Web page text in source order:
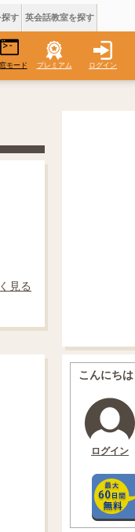
す 英会話教室を探す
モード プレミアム ログイン
見る
こんにち
ログイン